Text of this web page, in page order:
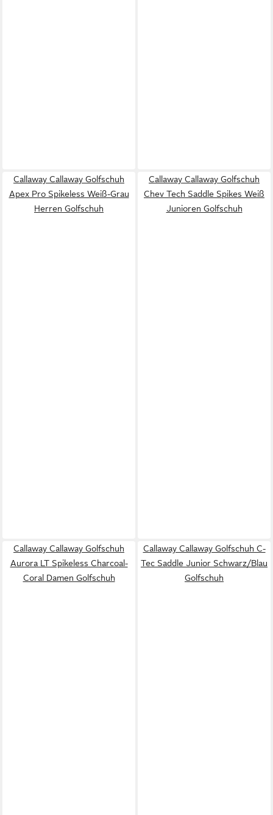
Callaway Callaway Golfschuh
Apex Pro Spikeless Weiß-Grau
Herren Golfschuh
Callaway Callaway Golfschuh
Chev Tech Saddle Spikes Weiß
Junioren Golfschuh
Callaway Callaway Golfschuh
Aurora LT Spikeless Charcoal-
Coral Damen Golfschuh
Callaway Callaway Golfschuh C-
Tec Saddle Junior Schwarz/Blau
Golfschuh